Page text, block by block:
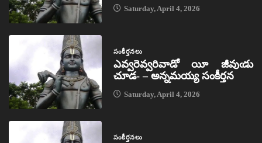
Saturday, April 4, 2026
సంకీర్తనలు
ఎవ్వరెవ్వరివాడో యీ జీవుఁడు
చూడ- – అన్నమయ్య సంకీర్తన
Saturday, April 4, 2026
సంకీర్తనలు